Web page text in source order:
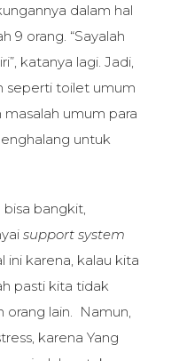
dalam hal
9 orang. “Sayalah
katanya lagi. Jadi,
seperti toilet umum
umum para
untuk
bangkit,
support system
ini karena, kalau kita
pasti kita tidak
orang lain. Namun,
karena Yang